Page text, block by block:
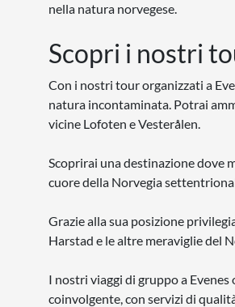
nella natura norvegese.
Scopri i nostri
Con i nostri tour organizzati a
natura incontaminata. Potrai
vicine Lofoten e Vesterålen.
Scoprirai una destinazione dove
cuore della Norvegia
Grazie alla sua posizione
Harstad e le altre meraviglie del
I nostri viaggi di gruppo a
coinvolgente, con servizi di